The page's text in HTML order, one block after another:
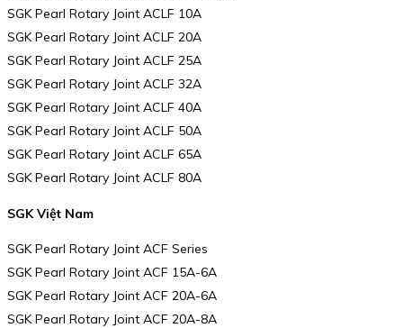
SGK Pearl Rotary Joint ACLF 10A
SGK Pearl Rotary Joint ACLF 20A
SGK Pearl Rotary Joint ACLF 25A
SGK Pearl Rotary Joint ACLF 32A
SGK Pearl Rotary Joint ACLF 40A
SGK Pearl Rotary Joint ACLF 50A
SGK Pearl Rotary Joint ACLF 65A
SGK Pearl Rotary Joint ACLF 80A
SGK Việt Nam
SGK Pearl Rotary Joint ACF Series
SGK Pearl Rotary Joint ACF 15A-6A
SGK Pearl Rotary Joint ACF 20A-6A
SGK Pearl Rotary Joint ACF 20A-8A